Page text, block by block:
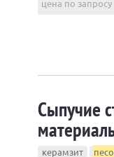
цена по запросу
Сыпучие
керамзит